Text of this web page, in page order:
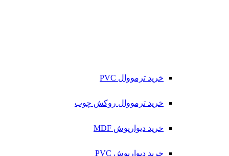
خرید ترمووال PVC
خرید ترمووال روکش چوب
خرید دیوارپوش MDF
خرید دیوارپوش PVC